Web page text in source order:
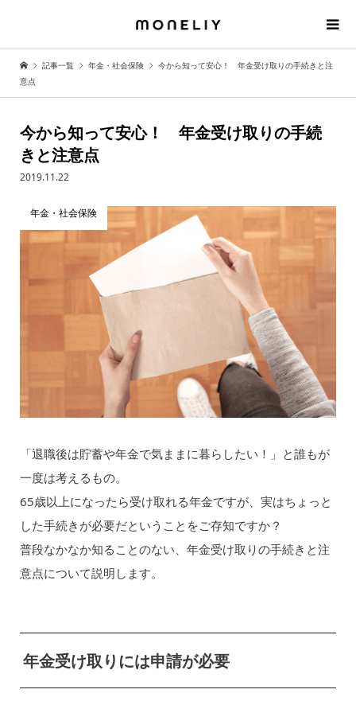
記事一覧 年金・社会保険
今から知って安心！ 年金受け取りの手続きと注
意点
今から知って安心！ 年金受け取りの手続
きと注意点
2019.11.22
年金・社会保険
「退職後は貯蓄や年金で気ままに暮らしたい！」と誰もが
一度は考えるもの。
65歳以上になったら受け取れる年金ですが、実はちょっと
した手続きが必要だということをご存知ですか？
普段なかなか知ることのない、年金受け取りの手続きと注
意点について説明します。
年金受け取りには申請が必要